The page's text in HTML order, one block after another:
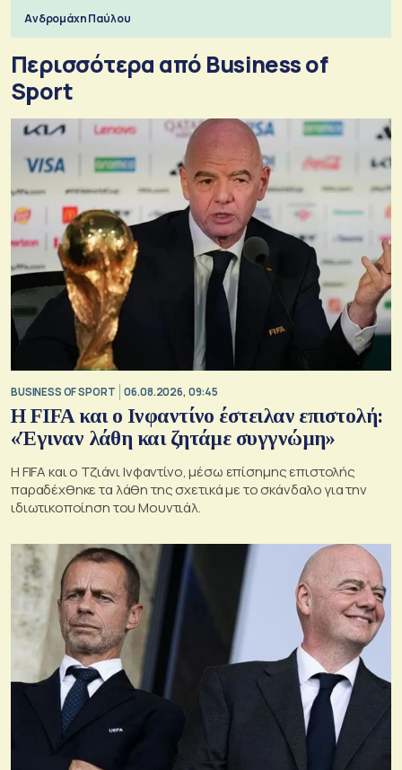
Ανδρομάχη Παύλου
Περισσότερα από Business of
Sport
BUSINESS OF SPORT 06.08.2026, 09:45
Η FIFA και ο Ινφαντίνο έστειλαν επιστολή:
«Έγιναν λάθη και ζητάμε συγγνώμη»
Η FIFA και ο Τζιάνι Ινφαντίνο, μέσω επίσημης επιστολής
παραδέχθηκε τα λάθη της σχετικά με το σκάνδαλο για την
ιδιωτικοποίηση του Μουντιάλ.